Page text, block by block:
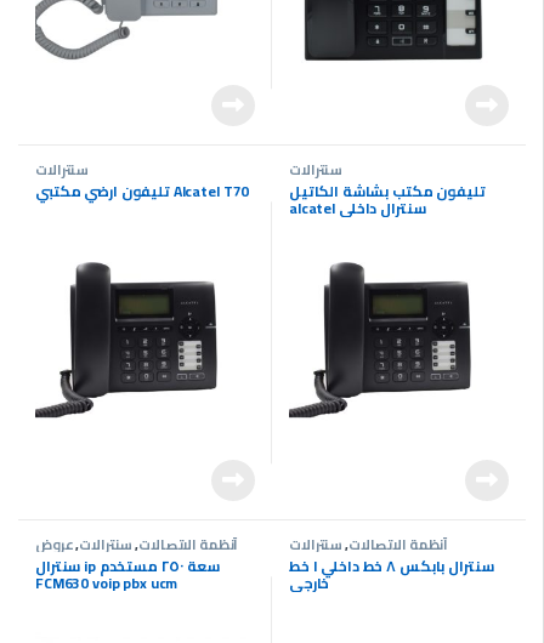
سنترالات
تليفون ارضي مكتبي Alcatel T70
سنترالات
تليفون مكتب بشاشة الكاتيل
alcatel سنترال داخلي
أنظمة الاتصالات,سنترالات,عروض
سنترالات
سنترال ip سعة ٢٥٠ مستخدم
FCM630 voip pbx ucm
أنظمة الاتصالات,سنترالات
سنترال بابكس ٨ خط داخلي ١ خط
خارجي